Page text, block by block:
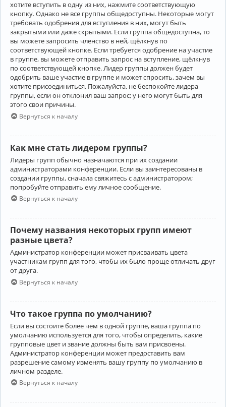
хотите вступить в одну из них, нажмите соответствующую
кнопку. Однако не все группы общедоступны. Некоторые могут
требовать одобрения для вступления в них, могут быть
закрытыми или даже скрытыми. Если группа общедоступна, то
вы можете запросить членство в ней, щёлкнув по
соответствующей кнопке. Если требуется одобрение на участие
в группе, вы можете отправить запрос на вступление, щёлкнув
по соответствующей кнопке. Лидер группы должен будет
одобрить ваше участие в группе и может спросить, зачем вы
хотите присоединиться. Пожалуйста, не беспокойте лидера
группы, если он отклонил ваш запрос; у него могут быть для
этого свои причины.
Вернуться к началу
Как мне стать лидером группы?
Лидеры групп обычно назначаются при их создании
администраторами конференции. Если вы заинтересованы в
создании группы, сначала свяжитесь с администратором;
попробуйте отправить ему личное сообщение.
Вернуться к началу
Почему названия некоторых групп имеют
разные цвета?
Администратор конференции может присваивать цвета
участникам групп для того, чтобы их было проще отличать друг
от друга.
Вернуться к началу
Что такое группа по умолчанию?
Если вы состоите более чем в одной группе, ваша группа по
умолчанию используется для того, чтобы определить, какие
групповые цвет и звание должны быть вам присвоены.
Администратор конференции может предоставить вам
разрешение самому изменять вашу группу по умолчанию в
личном разделе.
Вернуться к началу